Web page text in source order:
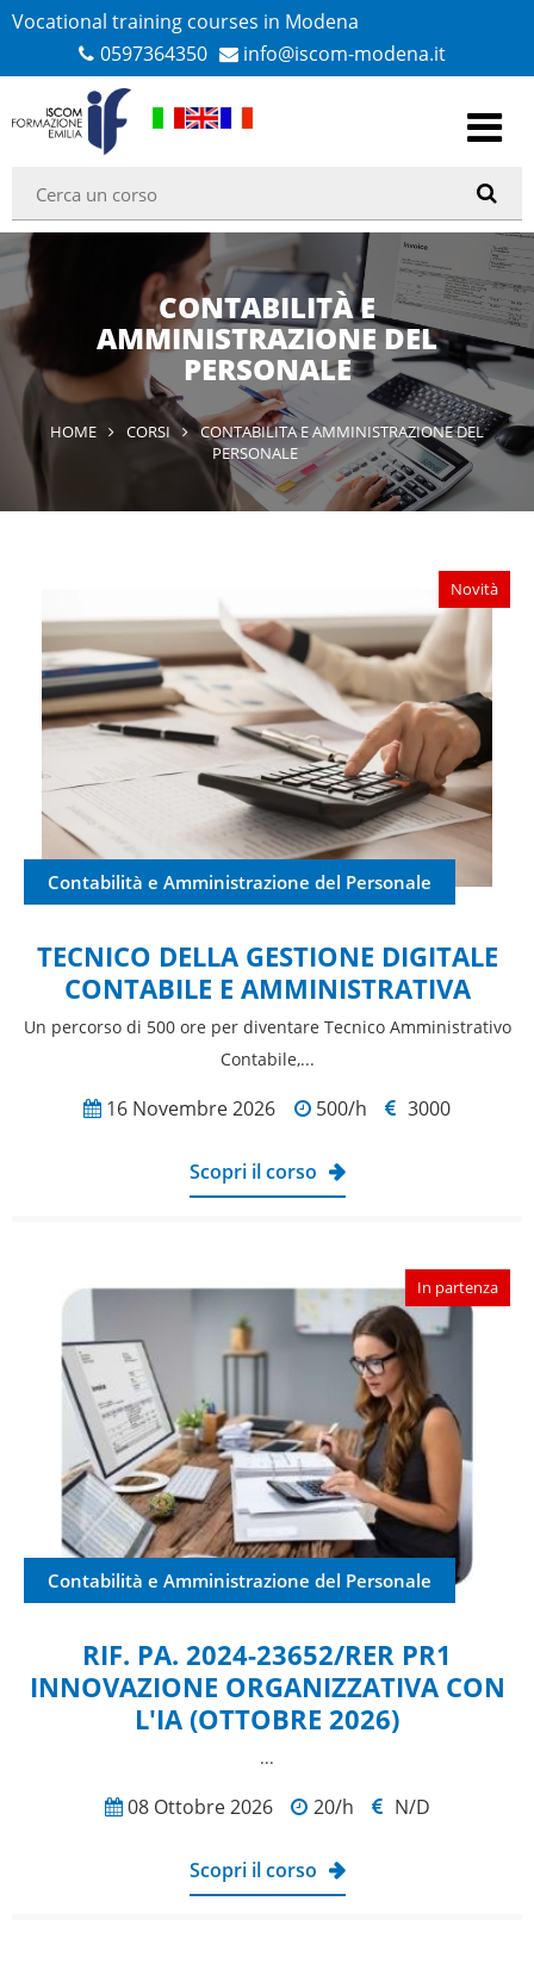
Vocational training courses in Modena
0597364350
info@iscom-modena.it
CONTABILITÀ E
AMMINISTRAZIONE DEL
PERSONALE
HOME CORSI
CONTABILITA E AMMINISTRAZIONE DEL
PERSONALE
Novità
Contabilità e Amministrazione del Personale
TECNICO DELLA GESTIONE DIGITALE
CONTABILE E AMMINISTRATIVA
Un percorso di 500 ore per diventare Tecnico Amministrativo
Contabile,...
16 Novembre 2026 500/h 3000
Scopri il corso
In partenza
Contabilità e Amministrazione del Personale
RIF. PA. 2024-23652/RER PR1
INNOVAZIONE ORGANIZZATIVA CON
L'IA (OTTOBRE 2026)
​...
08 Ottobre 2026 20/h N/D
Scopri il corso